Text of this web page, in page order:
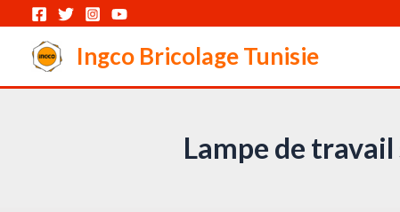
contenu
Ingco Bricolage Tunisie
Lampe de